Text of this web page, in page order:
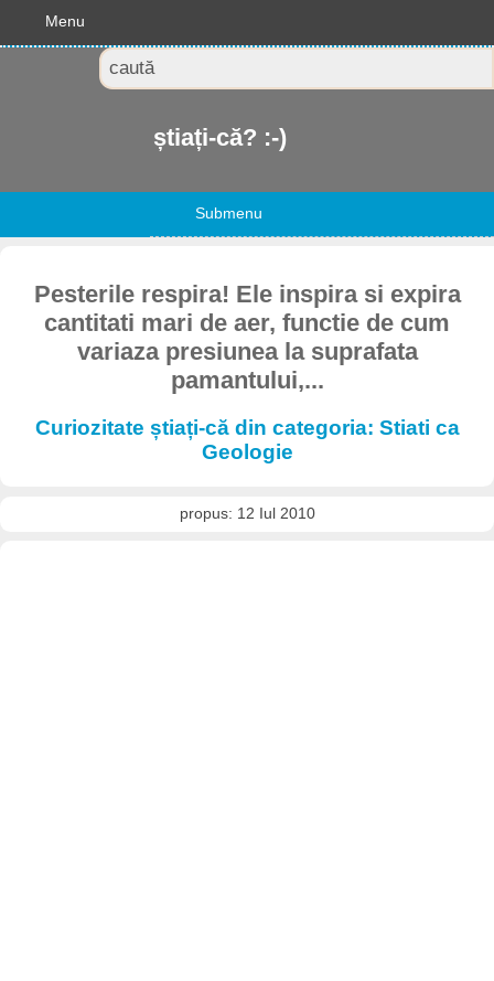
Menu
știați-că? :-)
Submenu
Pesterile respira! Ele inspira si expira
cantitati mari de aer, functie de cum
variaza presiunea la suprafata
pamantului,...
Curiozitate știați-că din categoria: Stiati ca
Geologie
propus: 12 Iul 2010